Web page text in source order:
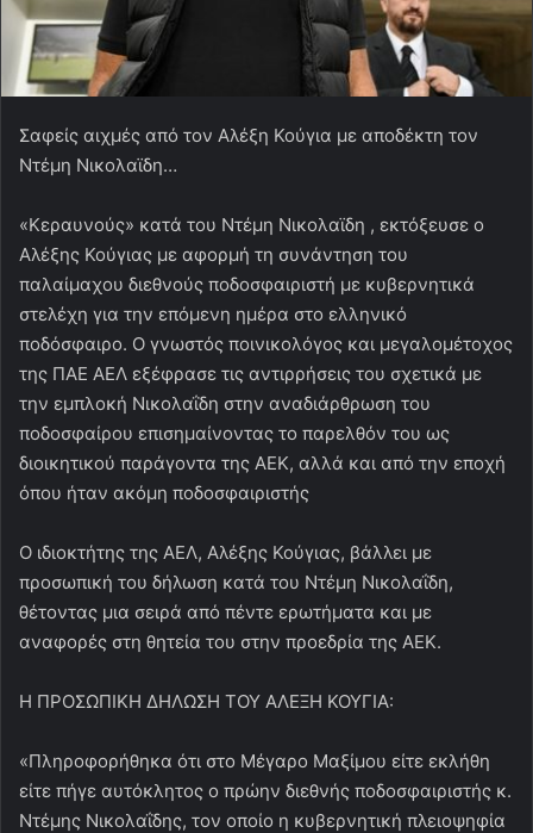
Σαφείς αιχμές από τον Αλέξη Κούγια με αποδέκτη τον
Ντέμη Νικολαϊδη…
«Κεραυνούς» κατά του Ντέμη Νικολαϊδη , εκτόξευσε ο
Αλέξης Κούγιας με αφορμή τη συνάντηση του
παλαίμαχου διεθνούς ποδοσφαιριστή με κυβερνητικά
στελέχη για την επόμενη ημέρα στο ελληνικό
ποδόσφαιρο. Ο γνωστός ποινικολόγος και μεγαλομέτοχος
της ΠΑΕ ΑΕΛ εξέφρασε τις αντιρρήσεις του σχετικά με
την εμπλοκή Νικολαΐδη στην αναδιάρθρωση του
ποδοσφαίρου επισημαίνοντας το παρελθόν του ως
διοικητικού παράγοντα της ΑΕΚ, αλλά και από την εποχή
όπου ήταν ακόμη ποδοσφαιριστής
O ιδιοκτήτης της ΑΕΛ, Αλέξης Κούγιας, βάλλει με
προσωπική του δήλωση κατά του Ντέμη Νικολαΐδη,
θέτοντας μια σειρά από πέντε ερωτήματα και με
αναφορές στη θητεία του στην προεδρία της ΑΕΚ.
Η ΠΡΟΣΩΠΙΚΗ ΔΗΛΩΣΗ ΤΟΥ ΑΛΕΞΗ ΚΟΥΓΙΑ:
«Πληροφορήθηκα ότι στο Μέγαρο Μαξίμου είτε εκλήθη
είτε πήγε αυτόκλητος ο πρώην διεθνής ποδοσφαιριστής κ.
Ντέμης Νικολαΐδης, τον οποίο η κυβερνητική πλειοψηφία